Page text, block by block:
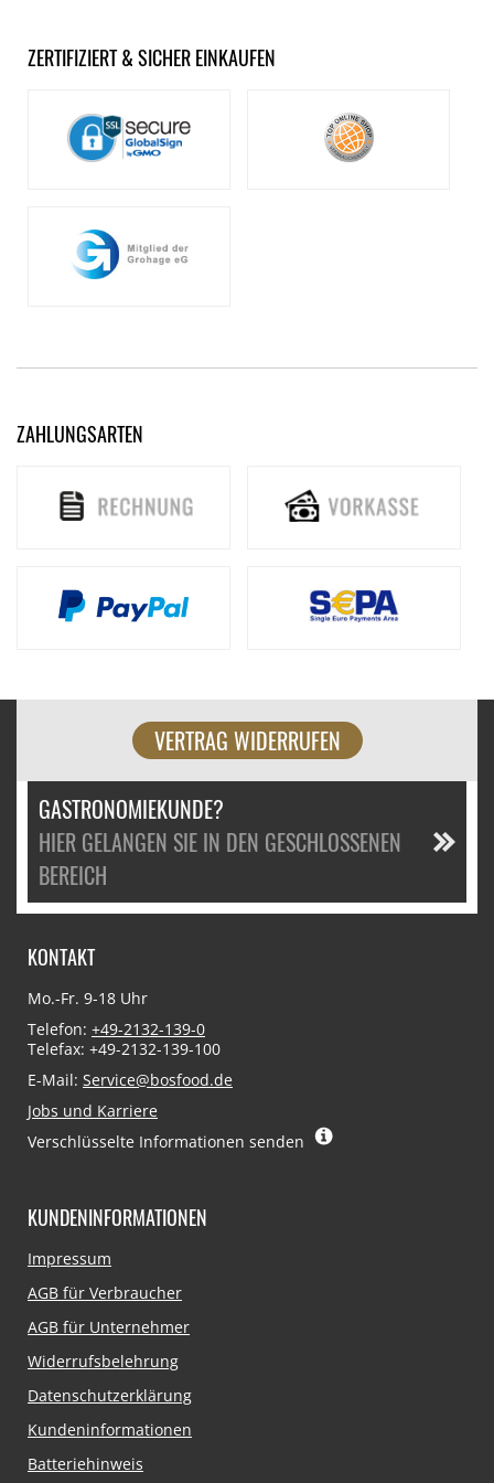
ZERTIFIZIERT & SICHER EINKAUFEN
ZAHLUNGSARTEN
VERTRAG WIDERRUFEN
GASTRONOMIEKUNDE?
HIER GELANGEN SIE IN DEN GESCHLOSSENEN
BEREICH
KONTAKT
Mo.-Fr. 9-18 Uhr
Telefon: +49-2132-139-0
Telefax: +49-2132-139-100
E-Mail: Service@bosfood.de
Jobs und Karriere
Verschlüsselte Informationen senden
KUNDENINFORMATIONEN
Navigation
Impressum
AGB für Verbraucher
AGB für Unternehmer
Widerrufsbelehrung
Datenschutzerklärung
Kundeninformationen
Batteriehinweis